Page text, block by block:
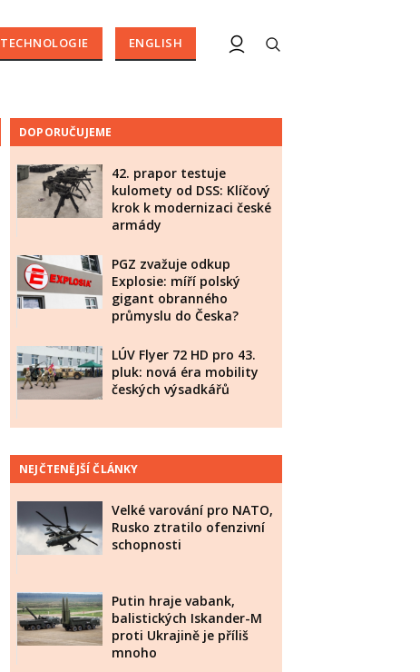
TECHNOLOGIE ENGLISH
DOPORUČUJEME
42. prapor testuje
kulomety od DSS: Klíčový
krok k modernizaci české
armády
PGZ zvažuje odkup
Explosie: míří polský
gigant obranného
průmyslu do Česka?
LÚV Flyer 72 HD pro 43.
pluk: nová éra mobility
českých výsadkářů
NEJČTENĚJŠÍ ČLÁNKY
Velké varování pro NATO,
Rusko ztratilo ofenzivní
schopnosti
Putin hraje vabank,
balistických Iskander-M
proti Ukrajině je příliš
mnoho